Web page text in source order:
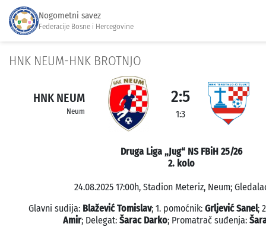
Nogometni savez
Federacije Bosne i Hercegovine
HNK NEUM-HNK BROTNJO
HNK NEUM
Neum
2:5
1:3
Druga Liga „Jug“ NS FBiH 25/26
2. kolo
24.08.2025 17:00h, Stadion Meteriz, Neum;
Glavni sudija: Blažević Tomislav; 1. pomoćnik: Grljević Sanel;
Amir; Delegat: Šarac Darko; Promatrač suđenja: